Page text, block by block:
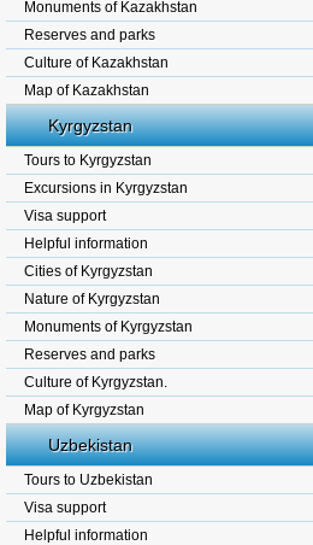
Monuments of Kazakhstan
Reserves and parks
Culture of Kazakhstan
Map of Kazakhstan
Kyrgyzstan
Tours to Kyrgyzstan
Excursions in Kyrgyzstan
Visa support
Helpful information
Cities of Kyrgyzstan
Nature of Kyrgyzstan
Monuments of Kyrgyzstan
Reserves and parks
Culture of Kyrgyzstan.
Map of Kyrgyzstan
Uzbekistan
Tours to Uzbekistan
Visa support
Helpful information